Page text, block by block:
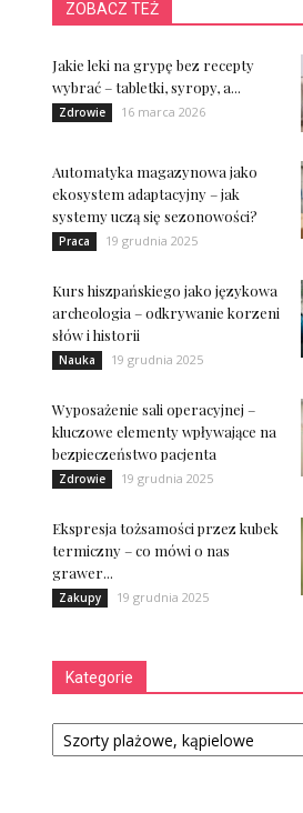
ZOBACZ TEŻ
Jakie leki na grypę bez recepty
wybrać – tabletki, syropy, a...
Zdrowie 16 marca 2026
Automatyka magazynowa jako
ekosystem adaptacyjny – jak
systemy uczą się sezonowości?
Praca 19 grudnia 2025
Kurs hiszpańskiego jako językowa
archeologia – odkrywanie korzeni
słów i historii
Nauka 19 grudnia 2025
Wyposażenie sali operacyjnej –
kluczowe elementy wpływające na
bezpieczeństwo pacjenta
Zdrowie 19 grudnia 2025
Ekspresja tożsamości przez kubek
termiczny – co mówi o nas
grawer...
Zakupy 19 grudnia 2025
Kategorie
Kategorie